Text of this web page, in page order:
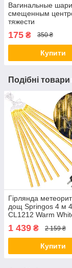
Вагинальные
смещенным
тяжести
175 ₴ 350 ₴
Купити
Подібні товари
Гірлянда
дощ Springos 4 м
CL1212 Warm
orig845
1 439 ₴ 2 159 ₴
Купити